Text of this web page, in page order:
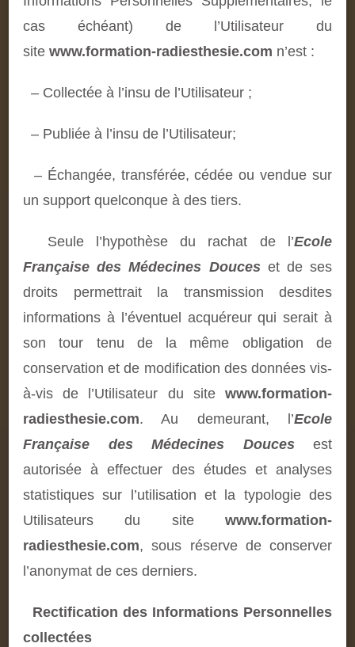
cas échéant) de l’Utilisateur du
site www.formation-radiesthesie.com n’est :
– Collectée à l’insu de l’Utilisateur ;
– Publiée à l’insu de l’Utilisateur;
– Échangée, transférée, cédée ou vendue sur
un support quelconque à des tiers.
Seule l’hypothèse du rachat de l’Ecole
Française des Médecines Douces et de ses
droits permettrait la transmission desdites
informations à l’éventuel acquéreur qui serait à
son tour tenu de la même obligation de
conservation et de modification des données vis-
à-vis de l’Utilisateur du site www.formation-
radiesthesie.com. Au demeurant, l’Ecole
Française des Médecines Doucesest
autorisée à effectuer des études et analyses
statistiques sur l’utilisation et la typologie des
Utilisateurs du site www.formation-
radiesthesie.com, sous réserve de conserver
l’anonymat de ces derniers.
Rectification des Informations Personnelles
collectées